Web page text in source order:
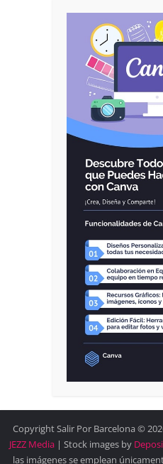
Copyright Salir Por Barcelona ©
JEZZ Media | Stock images by
las imágenes se emplean